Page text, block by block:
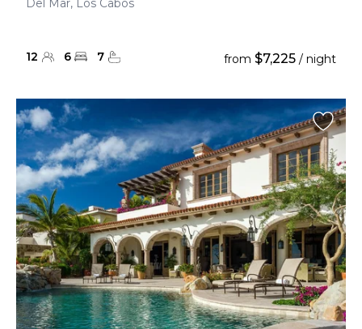
Del Mar, Los Cabos
12 6 7 from $7,225 / night